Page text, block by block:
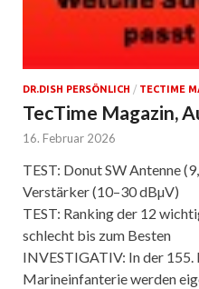
DR.DISH PERSÖNLICH / TECTIME
TecTime Magazin,
16. Februar 2026
TEST: Donut SW Antenne
Verstärker (10–30 dBµV)
TEST: Ranking der 12
schlecht bis zum Besten
INVESTIGATIV: In der 155.
Marineinfanterie werden